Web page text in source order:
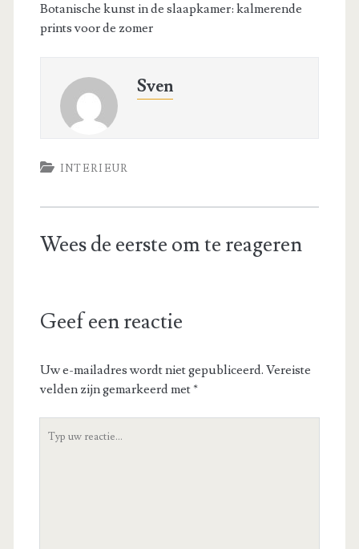
Botanische kunst in de slaapkamer: kalmerende
prints voor de zomer
Sven
INTERIEUR
Wees de eerste om te reageren
Geef een reactie
Uw e-mailadres wordt niet gepubliceerd. Vereiste
velden zijn gemarkeerd met*
reactie